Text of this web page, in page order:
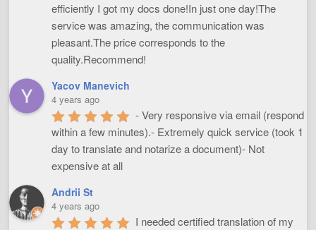
efficiently I got my docs done!In just one day!The
service was amazing, the communication was
pleasant.The price corresponds to the
quality.Recommend!
Yacov Manevich
4 years ago
- Very responsive via email (respond
within a few minutes).- Extremely quick service (took 1
day to translate and notarize a document)- Not
expensive at all
Andrii St
4 years ago
I needed certified translation of my